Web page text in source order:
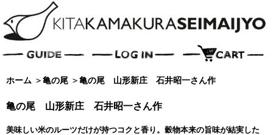
ホーム ＞亀の尾 ＞亀の尾 山形新庄 石井昭一さん作
亀の尾 山形新庄 石井昭一さん作
美味しい米のルーツだけが持つコクと香り。穀物本来の旨味が結実した